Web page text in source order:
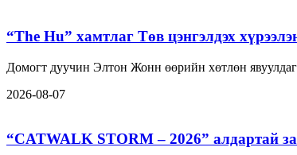
“The Hu” хамтлаг Төв цэнгэлдэх
Домогт дуучин Элтон Жонн өөрийн хөтлөн
2026-08-07
“CATWALK STORM – 2026” алдартай